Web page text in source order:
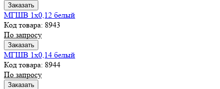
Заказать
МГШВ 1х0,12 белый
Код товара: 8943
По запросу
Заказать
МГШВ 1х0,14 белый
Код товара: 8944
По запросу
Заказать